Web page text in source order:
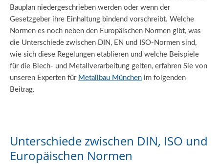
Bauplan niedergeschrieben werden oder wenn der
Gesetzgeber ihre Einhaltung bindend vorschreibt. Welche
Normen es noch neben den Europäischen Normen gibt, was
die Unterschiede zwischen DIN, EN und ISO-Normen sind,
wie sich diese Regelungen etablieren und welche Beispiele
für die Blech- und Metallverarbeitung gelten, erfahren Sie von
unseren Experten für Metallbau München im folgenden
Beitrag.
Unterschiede zwischen DIN, ISO und
Europäischen Normen